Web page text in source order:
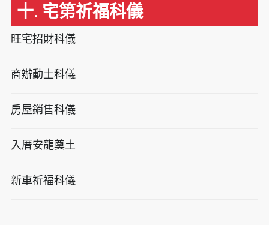
十. 宅第祈福科儀
旺宅招財科儀
商辦動土科儀
房屋銷售科儀
入厝安龍奠土
新車祈福科儀